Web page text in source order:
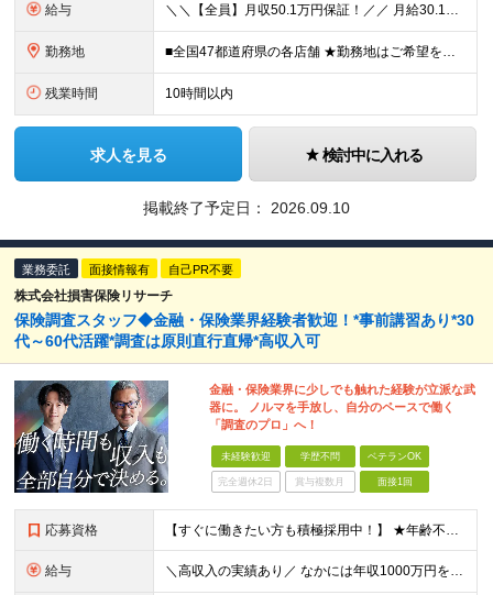
給与 ＼＼【全員】月収50.1万円保証！／／ 月給30.1万円＋インセン＋特別手当20万円(半年間)＋賞与 ※経験者は優遇いたします（研修も免除の場合有） ※固定残業代:7万4000円以上/月45時間分
勤務地 ■全国47都道府県の各店舗 ★勤務地はご希望を考慮の上、決定します ★今後も店舗を全国に拡大していきます ★U・Iターン歓迎（社宅あり） ★マイカー通勤OK（地域により規定あり。詳細はお問合せくださ
残業時間 10時間以内
求人を見る 検討中に入れる
掲載終了予定日： 2026.09.10
業務委託 面接情報有 自己PR不要
株式会社損害保険リサーチ
保険調査スタッフ◆金融・保険業界経験者歓迎！*事前講習あり*30
代～60代活躍*調査は原則直行直帰*高収入可
金融・保険業界に少しでも触れた経験が立派な武
器に。 ノルマを手放し、自分のペースで働く
「調査のプロ」へ！
未経験歓迎 学歴不問 ベテランOK
完全週休2日 賞与複数月 面接1回
応募資格 【すぐに働きたい方も積極採用中！】 ★年齢不問…40代50代を中心に幅広い年齢層の方が活躍中です ★金融・保険業界の知識がある方 ★学歴不問 ≪異業種出身の未経験者も活躍しています≫ 調査員の半数以
給与 ＼高収入の実績あり／ なかには年収1000万円を超える方もいらっしゃいます！ 【完全出来高報酬制】 ★仕事に慣れるまで収入をサポート 1か月目：報酬が通常の2倍 2か月目：報酬が通常の1.5倍 ※災